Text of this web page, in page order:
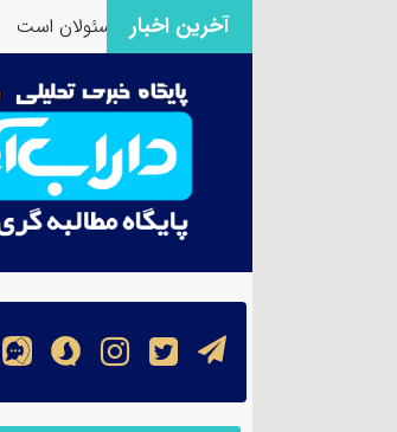
آخرین اخبار
داراب نیازمند توجه ویژه مسئولان است ۞